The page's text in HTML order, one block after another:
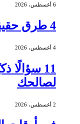
6 أغسطس، 2026
4 طرق حقيقية لمساندة زميل يمر بمحنة
4 أغسطس، 2026
11
لصالحك
2 أغسطس، 2026